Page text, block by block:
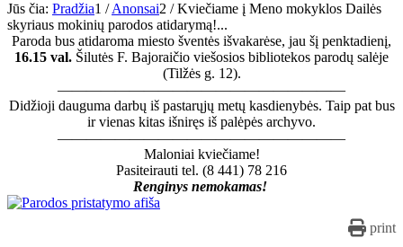
Jūs čia: Pradžia1 / Anonsai2 / Kviečiame į Meno mokyklos Dailės
skyriaus mokinių parodos atidarymą!...
Paroda bus atidaroma miesto šventės išvakarėse, jau šį penktadienį,
16.15 val. Šilutės F. Bajoraičio viešosios bibliotekos parodų salėje
(Tilžės g. 12).
————————————————————
Didžioji dauguma darbų iš pastarųjų metų kasdienybės. Taip pat bus
ir vienas kitas išniręs iš palėpės archyvo.
————————————————————
Maloniai kviečiame!
Pasiteirauti tel. (8 441) 78 216
Renginys nemokamas!
print